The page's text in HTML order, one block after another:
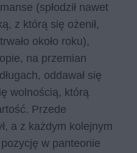
(spłodził nawet
z którą się ożenił,
około roku),
na przemian
oddawał się
wolnością, którą
Przede
a z każdym kolejnym
pozycję w panteonie